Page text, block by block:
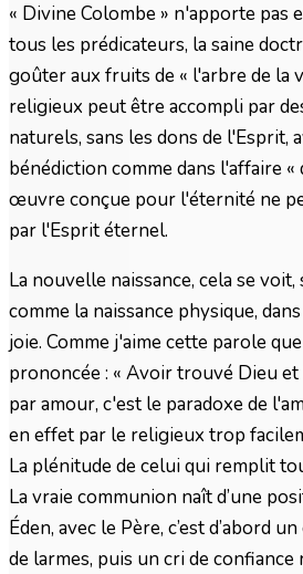
« Divine Colombe » n'apporte pas
tous les prédicateurs, la saine
goûter aux fruits de « l'arbre de la
religieux peut être accompli par
naturels, sans les dons de l'Esprit,
bénédiction comme dans l'affaire «
œuvre conçue pour l'éternité ne
par l'Esprit éternel.
La nouvelle naissance, cela se voit,
comme la naissance physique,
joie. Comme j'aime cette parole
prononcée : « Avoir trouvé Dieu
par amour, c'est le paradoxe de
en effet par le religieux trop
La plénitude de celui qui remplit
La vraie communion naît d’une
Éden, avec le Père, c’est d’abord
de larmes, puis un cri de confiance